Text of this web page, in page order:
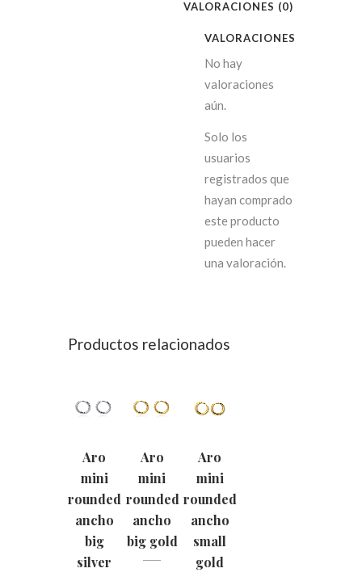
VALORACIONES (0)
VALORACIONES
No hay
valoraciones
aún.
Solo los
usuarios
registrados que
hayan comprado
este producto
pueden hacer
una valoración.
Productos relacionados
Aro
mini
rounded
ancho
big
silver
Aro
mini
rounded
ancho
big gold
Aro
mini
rounded
ancho
small
gold